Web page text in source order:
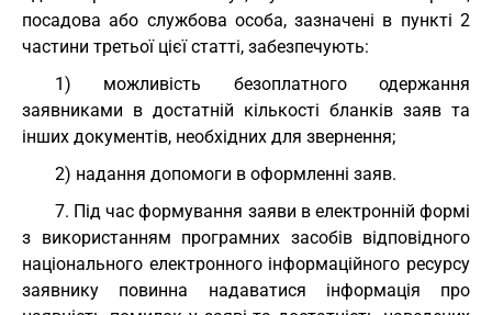
посадова або службова особа, зазначені в пункті 2
частини третьої цієї статті, забезпечують:
1) можливість безоплатного одержання
заявниками в достатній кількості бланків заяв та
інших документів, необхідних для звернення;
2) надання допомоги в оформленні заяв.
7. Під час формування заяви в електронній формі
з використанням програмних засобів відповідного
національного електронного інформаційного ресурсу
заявнику повинна надаватися інформація про